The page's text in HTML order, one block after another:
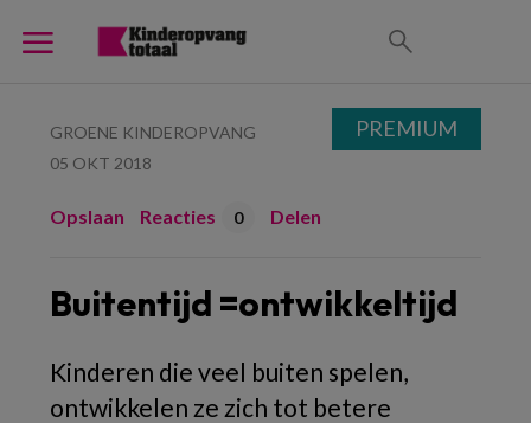
GROENE KINDEROPVANG
05 OKT 2018
Opslaan Reacties 0 Delen
Buitentijd =ontwikkeltijd
Kinderen die veel buiten spelen,
ontwikkelen ze zich tot betere
PREMIUM